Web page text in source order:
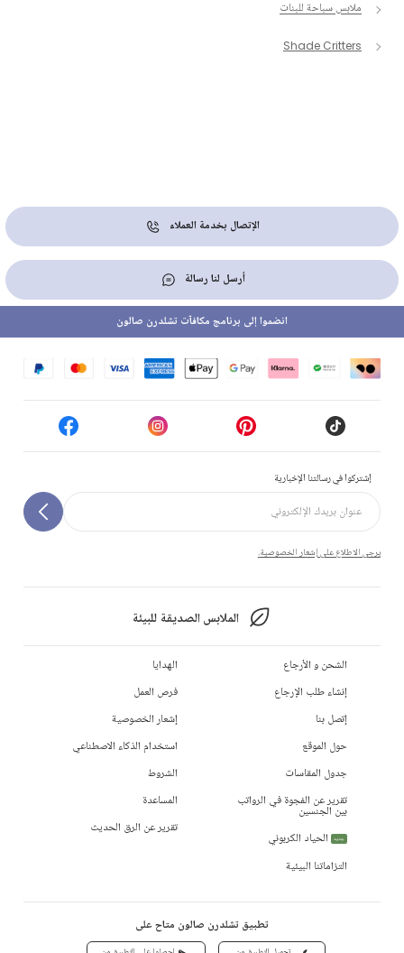
ملابس سباحة للبنات
Shade Critters
الإتصال بخدمة العملاء
أرسل لنا رسالة
إشتركوا في رسالتنا الإخبارية
يرجى الاطلاع على إشعار الخصوصية.
الملابس الصديقة للبيئة
انضموا إلى برنامج مكافآت تشلدرن صالون
الشحن و الأرجاع
إنشاء طلب الإرجاع
إتصل بنا
حول الموقع
جدول المقاسات
تقرير عن الفجوة في الرواتب
بين الجنسين
جديد
الحياد الكربوني
التزاماتنا البيئية
الهدايا
فرص العمل
إشعار الخصوصية
استخدام الذكاء الاصطناعي
الشروط
المساعدة
تقرير عن الرق الحديث
تطبيق تشلدرن صالون متاح على